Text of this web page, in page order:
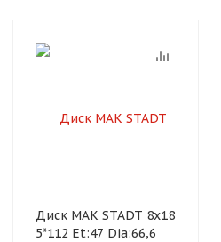
Диск MAK STADT 8x18
5*112 Et:47 Dia:66,6